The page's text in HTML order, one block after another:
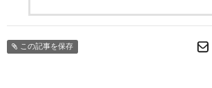
この記事を保存